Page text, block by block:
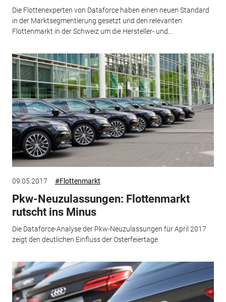
Die Flottenexperten von Dataforce haben einen neuen Standard
in der Marktsegmentierung gesetzt und den relevanten
Flottenmarkt in der Schweiz um die Hersteller- und...
09.05.2017 #Flottenmarkt
Pkw-Neuzulassungen: Flottenmarkt
rutscht ins Minus
Die Dataforce-Analyse der Pkw-Neuzulassungen für April 2017
zeigt den deutlichen Einfluss der Osterfeiertage.